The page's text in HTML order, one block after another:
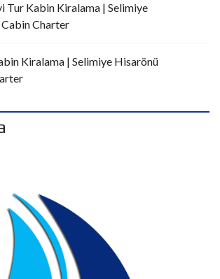
Tur Kabin Kiralama | Selimiye
Charter
Kiralama | Selimiye Hisarönü